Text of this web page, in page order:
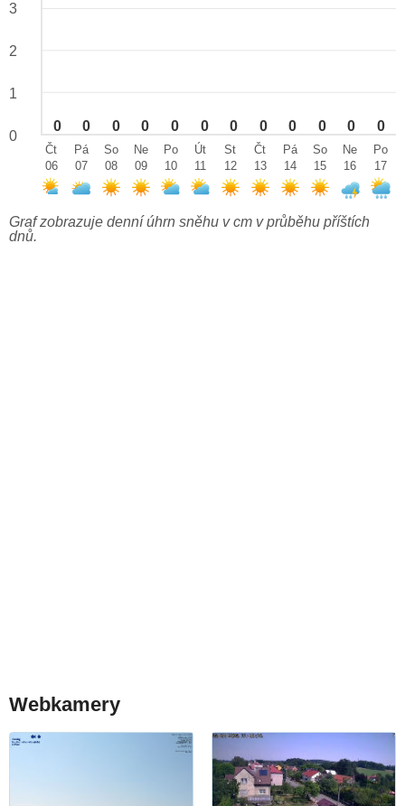
0 0 0 0 0 0 0 0 0 0 0 0
3
2
1
0
Čt
06
Pá
07
So
08
Ne
09
Po
10
Út
11
St
12
Čt
13
Pá
14
So
15
Ne
16
Po
17
Graf zobrazuje denní úhrn sněhu v cm v průběhu příštích
dnů.
Webkamery